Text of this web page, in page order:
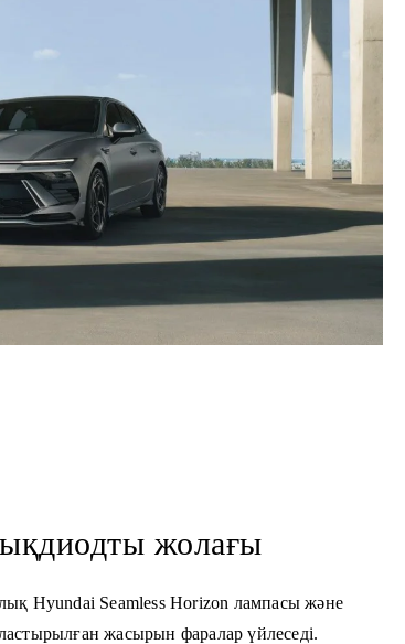
жолағы
Hyundai Seamless Horizon лампасы және
жасырын фаралар үйлеседі.